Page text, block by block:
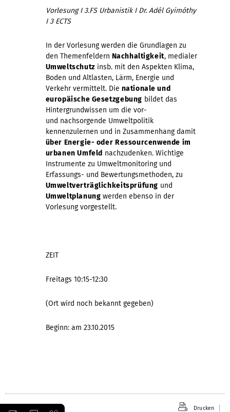
Vorlesung I 3.FS Urbanistik I Dr. Adél Gyimóthy
I 3 ECTS
In der Vorlesung werden die Grundlagen zu
den Themenfeldern Nachhaltigkeit, medialer
Umweltschutzinsb. mit den Aspekten Klima,
Boden und Altlasten, Lärm, Energie und
Verkehr vermittelt. Die nationale und
europäische Gesetzgebung bildet das
Hintergrundwissen um die vor-
und nachsorgende Umweltpolitik
kennenzulernen und in Zusammenhang damit
über Energie- oder Ressourcenwende im
urbanen Umfeld nachzudenken. Wichtige
Instrumente zu Umweltmonitoring und
Erfassungs- und Bewertungsmethoden, zu
Umweltverträglichkeitsprüfung und
Umweltplanung werden ebenso in der
Vorlesung vorgestellt.
ZEIT
Freitags 10:15-12:30
(Ort wird noch bekannt gegeben)
Beginn: am 23.10.2015
Drucken